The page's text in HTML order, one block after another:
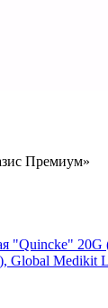
Премиум»
"Quincke"
Global Medikit